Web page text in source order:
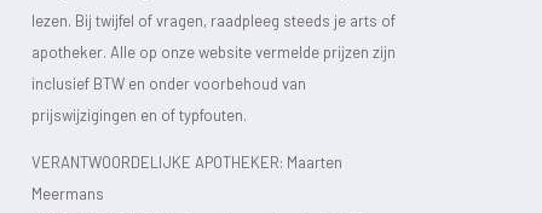
lezen. Bij twijfel of vragen, raadpleeg steeds je arts of
apotheker. Alle op onze website vermelde prijzen zijn
inclusief BTW en onder voorbehoud van
prijswijzigingen en of typfouten.
VERANTWOORDELIJKE APOTHEKER: Maarten
Meermans